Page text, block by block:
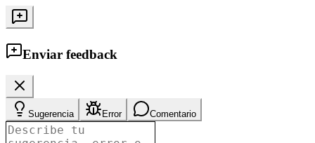
Enviar feedback
Sugerencia Error Comentario